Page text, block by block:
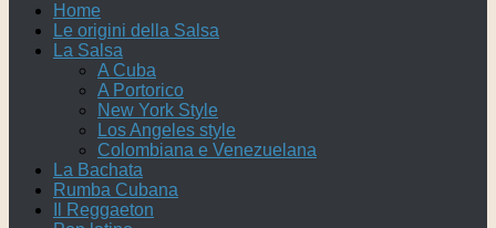
Home
Le origini della Salsa
La Salsa
A Cuba
A Portorico
New York Style
Los Angeles style
Colombiana e Venezuelana
La Bachata
Rumba Cubana
Il Reggaeton